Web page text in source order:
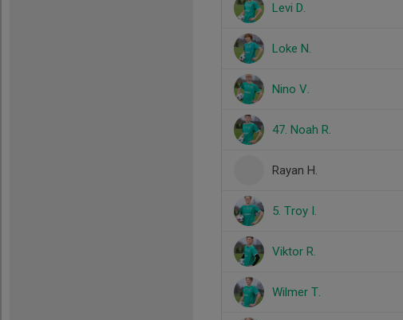
Levi D.
Loke N.
Nino V.
47. Noah R.
Rayan H.
5. Troy I.
Viktor R.
Wilmer T.